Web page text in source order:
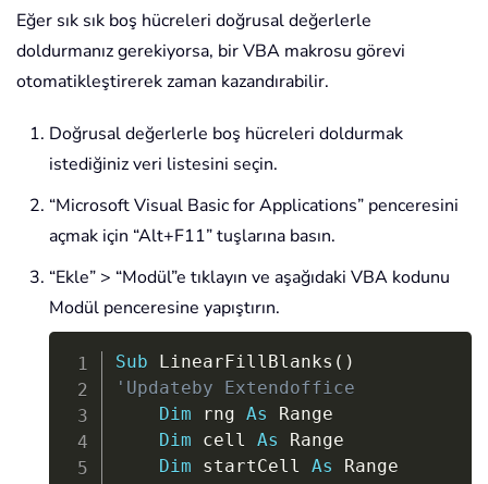
Eğer sık sık boş hücreleri doğrusal değerlerle
doldurmanız gerekiyorsa, bir VBA makrosu görevi
otomatikleştirerek zaman kazandırabilir.
Doğrusal değerlerle boş hücreleri doldurmak
istediğiniz veri listesini seçin.
“Microsoft Visual Basic for Applications” penceresini
açmak için “Alt+F11” tuşlarına basın.
“Ekle” > “Modül”e tıklayın ve aşağıdaki VBA kodunu
Modül penceresine yapıştırın.
Sub LinearFillBlanks ( )
'Updateby Extendoffice
Dim rng As Range
Dim cell As Range
Dim startCell As Range